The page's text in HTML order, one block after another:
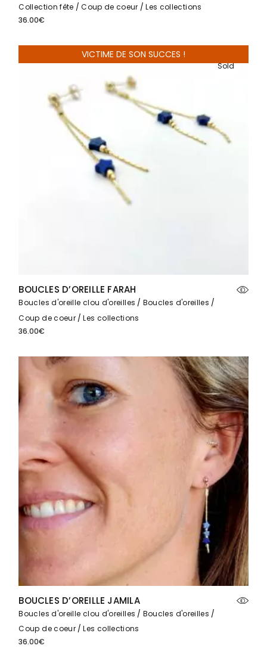
Collection fête
Coup de coeur
Les collections
36.00€
VICTIME DE SON SUCCES !
Sold
BOUCLES D’OREILLE FARAH
Boucles d'oreille clou d'oreilles
Boucles d'oreilles
Coup de coeur
Les collections
36.00€
BOUCLES D’OREILLE JAMILA
Boucles d'oreille clou d'oreilles
Boucles d'oreilles
Coup de coeur
Les collections
36.00€